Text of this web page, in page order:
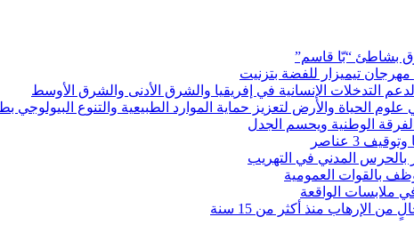
بشاطئ “بّا قاسم”
تيميزار للفضة بتزنيت
الحياة والأرض لتعزيز حماية الموارد الطبيعية والتنوع البيولوجي
الوطنية ويحسم الجدل
3 عناصر
المدني في التهريب
بالقوات العمومية
ملابسات الواقعة
الإرهاب منذ أكثر من 15 سنة